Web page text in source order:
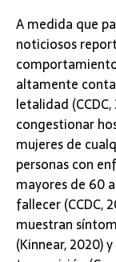
A medida que
noticiosos
altamente
letalidad
congestionar
mujeres de
personas con
mayores de 60
fallecer (CCDC,
muestran
(Kinnear, 2020)